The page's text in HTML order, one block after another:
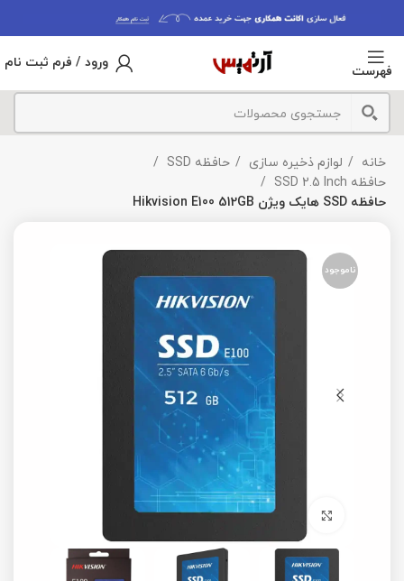
فهرست
ورود / فرم ثبت نام
خانه لوازم ذخیره سازی
حافظه SSD
حافظه SSD 2.5 Inch
حافظه SSD هایک ویژن Hikvision E100 512GB
ناموجود
برای بزرگنمایی کلیک کنید